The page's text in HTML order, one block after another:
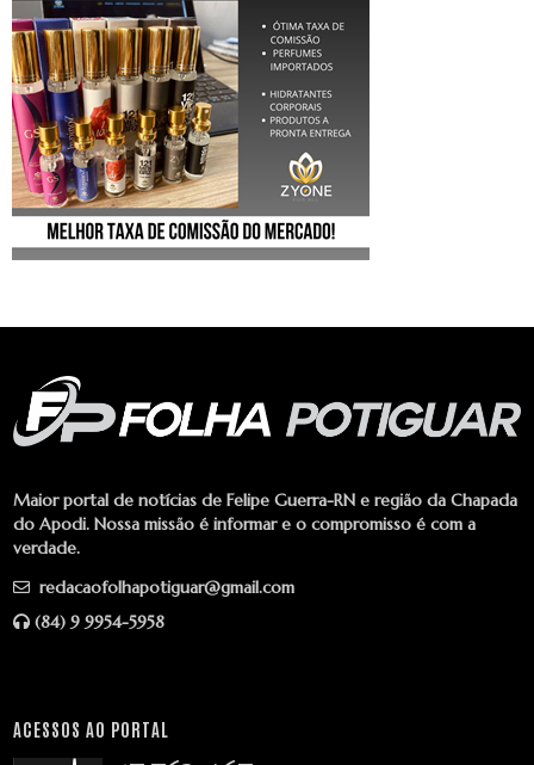
Maior portal de notícias de Felipe Guerra-RN e região da Chapada
do Apodi. Nossa missão é informar e o compromisso é com a
verdade.
redacaofolhapotiguar@gmail.com
(84) 9 9954-5958
ACESSOS AO PORTAL